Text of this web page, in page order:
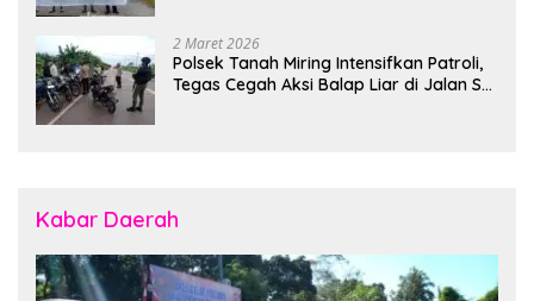
2 Maret 2026
Polsek Tanah Miring Intensifkan Patroli,
Tegas Cegah Aksi Balap Liar di Jalan SP
Kabar Daerah